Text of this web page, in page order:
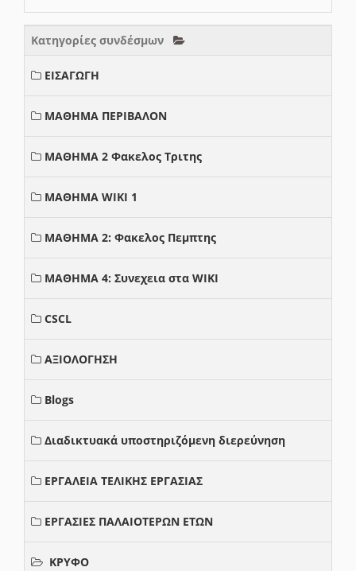
Κατηγορίες συνδέσμων
ΕΙΣΑΓΩΓΗ
ΜΑΘΗΜΑ ΠΕΡΙΒΑΛΟΝ
ΜΑΘΗΜΑ 2 Φακελος Τριτης
ΜΑΘΗΜΑ WIKI 1
ΜΑΘΗΜΑ 2: Φακελος Πεμπτης
ΜΑΘΗΜΑ 4: Συνεχεια στα WIKI
CSCL
ΑΞΙΟΛΟΓΗΣΗ
Blogs
Διαδικτυακά υποστηριζόμενη διερεύνηση
ΕΡΓΑΛΕΙΑ ΤΕΛΙΚΗΣ ΕΡΓΑΣΙΑΣ
ΕΡΓΑΣΙΕΣ ΠΑΛΑΙΟΤΕΡΩΝ ΕΤΩΝ
ΚΡΥΦΟ